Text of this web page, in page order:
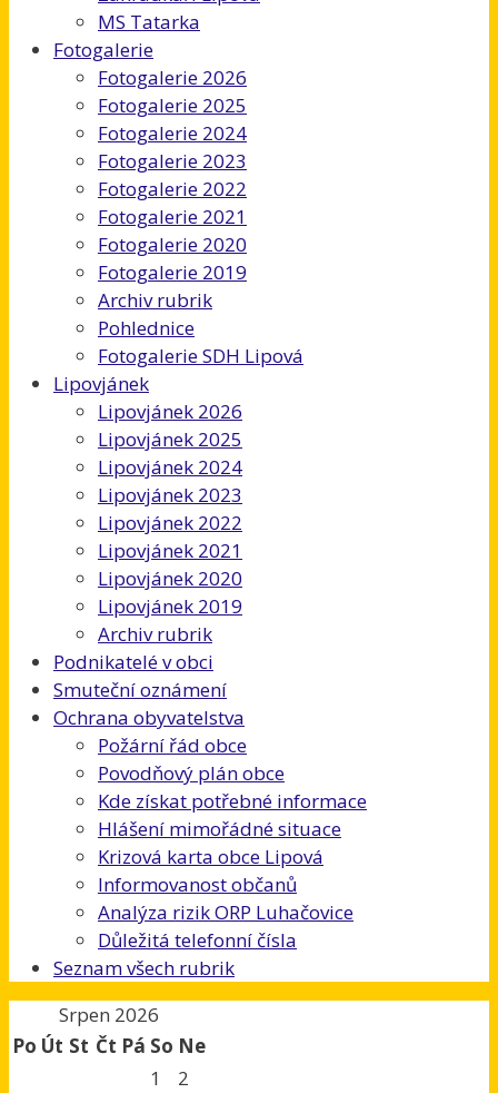
MS Tatarka
Fotogalerie
Fotogalerie 2026
Fotogalerie 2025
Fotogalerie 2024
Fotogalerie 2023
Fotogalerie 2022
Fotogalerie 2021
Fotogalerie 2020
Fotogalerie 2019
Archiv rubrik
Pohlednice
Fotogalerie SDH Lipová
Lipovjánek
Lipovjánek 2026
Lipovjánek 2025
Lipovjánek 2024
Lipovjánek 2023
Lipovjánek 2022
Lipovjánek 2021
Lipovjánek 2020
Lipovjánek 2019
Archiv rubrik
Podnikatelé v obci
Smuteční oznámení
Ochrana obyvatelstva
Požární řád obce
Povodňový plán obce
Kde získat potřebné informace
Hlášení mimořádné situace
Krizová karta obce Lipová
Informovanost občanů
Analýza rizik ORP Luhačovice
Důležitá telefonní čísla
Seznam všech rubrik
Srpen 2026
Po Út St Čt Pá So Ne
1
2